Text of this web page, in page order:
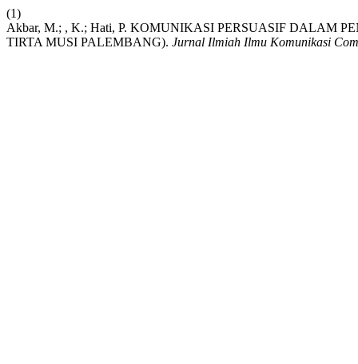
(1)
Akbar, M.; , K.; Hati, P. KOMUNIKASI PERSUASIF DALAM
TIRTA MUSI PALEMBANG). Jurnal Ilmiah Ilmu Komunikasi